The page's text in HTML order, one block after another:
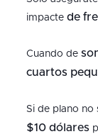
impacte de
Cuando de
cuartos
Si de plano no
$10 dólares